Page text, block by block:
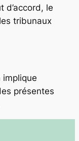
d’accord, le
tribunaux
implique
présentes